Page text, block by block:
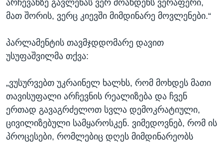
არჩევანზე გავლენას ვერ მოახდენს ვერაფერი,
მათ შორის, ვერც კიევში მიმდინარე მოვლენები.“
პარლამენტის თავმჯდდომარე დავით
უსუფაშვილმა თქვა:
„ვუსურვებთ უკრაინელ ხალხს, რომ მოხდეს მათი
თავისუფალი არჩევნის რეალიზება და ჩვენ
ერთად გავაგრძელოთ სვლა დემოკრატიული,
ცივილიზებული სამყაროსკენ. ვიმედოვნებ, რომ ის
პროცესები, რომლებიც დღეს მიმდინარეობს